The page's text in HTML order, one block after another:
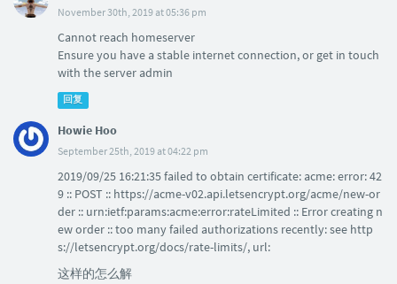
November 30th, 2019 at 05:36 pm
Cannot reach homeserver
Ensure you have a stable internet connection, or get in touch
with the server admin
回复
Howie Hoo
September 25th, 2019 at 04:22 pm
2019/09/25 16:21:35 failed to obtain certificate: acme: error: 42
9 :: POST :: https://acme-v02.api.letsencrypt.org/acme/new-or
der :: urn:ietf:params:acme:error:rateLimited :: Error creating n
ew order :: too many failed authorizations recently: see http
s://letsencrypt.org/docs/rate-limits/, url:
这样的怎么解